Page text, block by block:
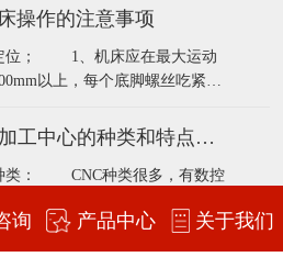
维护应每年进行，但是应该如
们面临的最大的问题，下面就来
人员的讲解吧！ 一、月与季度
1.检查各润滑油管要畅通无
操作的注意事项
位； 1、机床应在最大运动
以上，每个底脚螺丝吃紧，
，调整工作台面水平，吃紧每个
速2000m/min以上。 2、禁止
你知道CNC加工中心的种类和特点吗？
类： CNC种类很多，有数控
工中心系统:分OKUMA系统
切割的来源和优点
询 产品中心 关于我们